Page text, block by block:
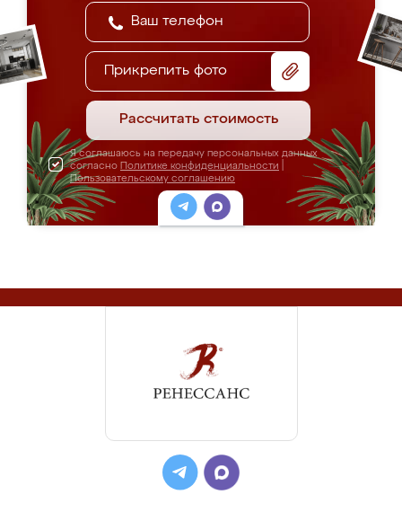
Прикрепить фото
Рассчитать стоимость
Я соглашаюсь на передачу персональных данных
согласно Политике конфиденциальности
Пользовательскому соглашению